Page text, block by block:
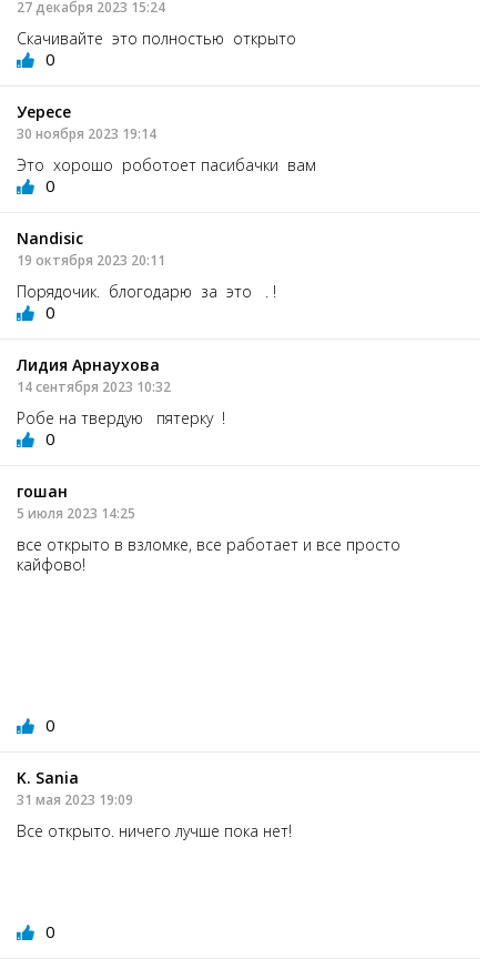
27 декабря 2023 15:24
Скачивайте это полностью открыто
0
Уересе
30 ноября 2023 19:14
Это хорошо роботоет пасибачки вам
0
Nandisic
19 октября 2023 20:11
Порядочик. блогодарю за это . !
0
Лидия Арнаухова
14 сентября 2023 10:32
Робе на твердую пятерку !
0
гошан
5 июля 2023 14:25
все открыто в взломке, все работает и все просто
кайфово!
0
K. Sania
31 мая 2023 19:09
Все открыто. ничего лучше пока нет!
0